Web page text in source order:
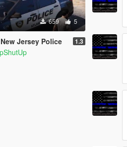
659 5
Jersey Police 1.3